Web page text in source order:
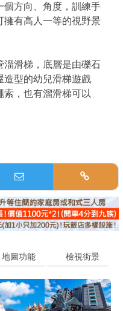
個方向、角度，訓練手
擁有高人一等的視野景
溜滑梯，底層是由礫石
造型的幼兒滑梯遊戲
，也有溜滑梯可以
地圖功能 檢視街景